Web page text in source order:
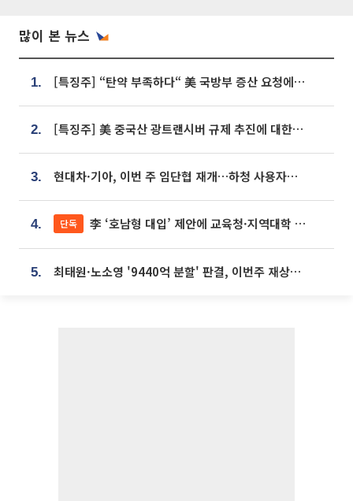
많이 본 뉴스
1. [특징주] “탄약 부족하다“ 美 국방부 증산 요청에⋯국내 방산주 급등세
2. [특징주] 美 중국산 광트랜시버 규제 추진에 대한광통신 등 광통신株 강세
3. 현대차·기아, 이번 주 임단협 재개…하청 사용자성 재심도 ‘변수’
4. 단독 李 ‘호남형 대입’ 제안에 교육청·지역대학 서·논술형 입시 연계 '착수'
5. 최태원·노소영 '9440억 분할' 판결, 이번주 재상고 여부 주목